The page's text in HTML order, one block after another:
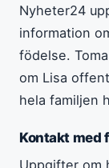
Nyheter24
information
födelse.
om Lisa
hela familjen
Kontakt med
Uppgifter om